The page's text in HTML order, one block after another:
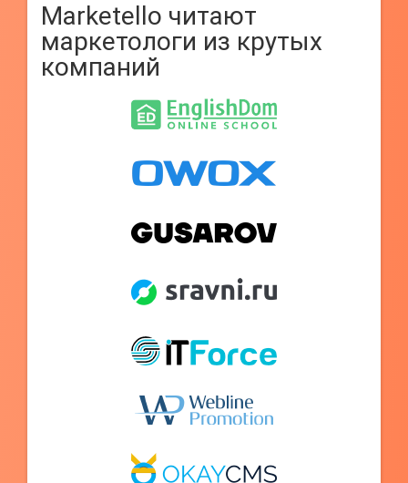
Marketello читают
маркетологи из крутых
компаний